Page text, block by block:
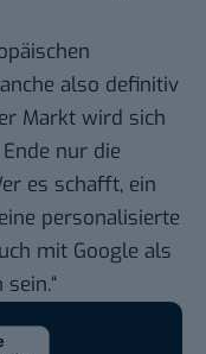
also definitiv
Markt wird sich
nur die
es schafft, ein
personalisierte
mit Google als